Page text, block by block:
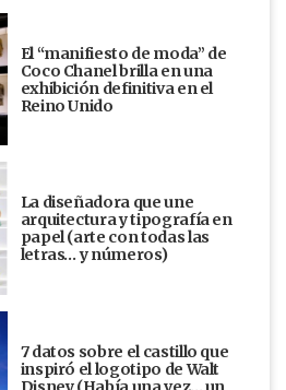
El “manifiesto de moda” de
Coco Chanel brilla en una
exhibición definitiva en el
Reino Unido
La diseñadora que une
arquitectura y tipografía en
papel (arte con todas las
letras… y números)
7 datos sobre el castillo que
inspiró el logotipo de Walt